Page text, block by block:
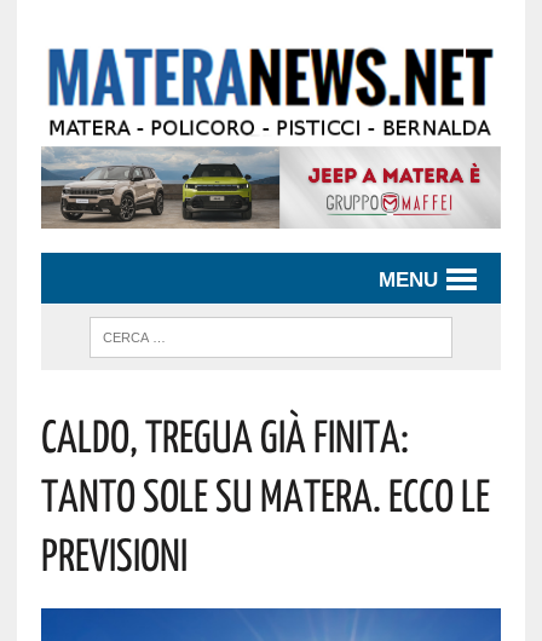
MENU
Caldo, Tregua Già Finita:
Tanto Sole Su Matera. Ecco Le
Previsioni